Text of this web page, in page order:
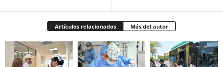
Artículos relacionados Más del autor